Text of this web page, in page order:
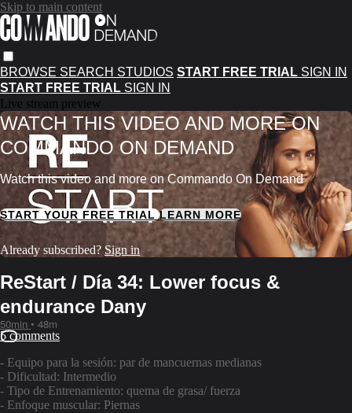
Skip to main content
BROWSE SEARCH STUDIOS START FREE TRIAL SIGN IN
START FREE TRIAL SIGN IN
Live stream preview
WATCH THIS VIDEO AND MORE ON
COMMANDO ON DEMAND
Watch this video and more on Commando On Demand
START YOUR FREE TRIALLEARN MORE
Already subscribed? Sign in
ReStart / Día 34: Lower focus &
endurance Dany
50min • 48m
5 comments
- Equipo para la sesión: par de mancuernas medianas
- Dificultad: Intermedio
- Tipo de Entrenamiento: quema de grasa/ fuerza
- Enfoque muscular: Piernas